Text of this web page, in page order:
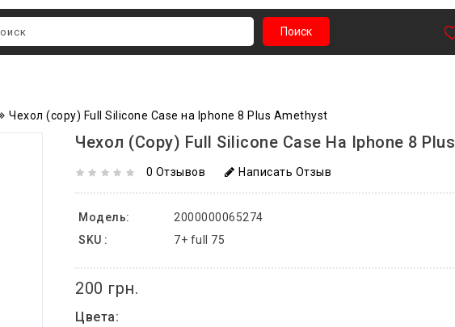
Поиск
Чехол (copy) Full Silicone Case на Iphone 8 Plus Amethyst
Чехол (copy) Full Silicone Case На Iphone 8
0 Отзывов Написать Отзыв
Модель:
2000000065274
SKU :
7+ full 75
200 грн.
Цвета: